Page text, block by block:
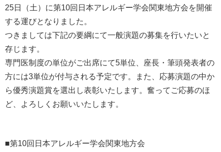
25日（土）に第10回日本アレルギー学会関東地方会を開催
する運びとなりました。
つきましては下記の要綱にて一般演題の募集を行いたいと
存じます。
専門医制度の単位がご出席にて5単位、座長・筆頭発表者の
方には3単位が付与される予定です。また、応募演題の中か
ら優秀演題賞を選出し表彰いたします。奮ってご応募のほ
ど、よろしくお願いいたします。
■第10回日本アレルギー学会関東地方会